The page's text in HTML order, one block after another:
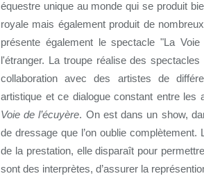
équestre unique au monde qui se produit
royale mais également produit de
présente également le spectacle "La
l'étranger. La troupe réalise des
collaboration avec des artistes de
artistique et ce dialogue constant entre les
Voie de l’écuyère. On est dans un show,
de dressage que l’on oublie
de la prestation, elle disparaît pour
sont des interprètes, d’assurer la